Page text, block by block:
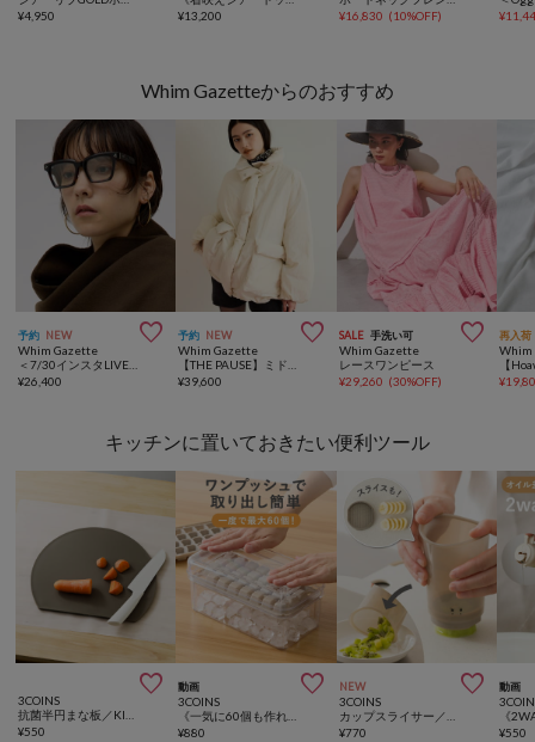
¥4,950
¥13,200
¥16,830 (10%OFF) ¥
Whim Gazetteからのおすすめ
予約 NEW 
Whim Gazette
¥26,400
予約 NEW 
Whim Gazette
¥39,600
SALE 手洗い可 
Whim Gazette
レースワンピース
¥29,260 (30%OFF)
再入荷
Whim
¥
キッチンに置いておきたい便利ツール

3COINS
¥550
動画 
3COINS
¥880
NEW 
3COINS
¥770
動画
¥550